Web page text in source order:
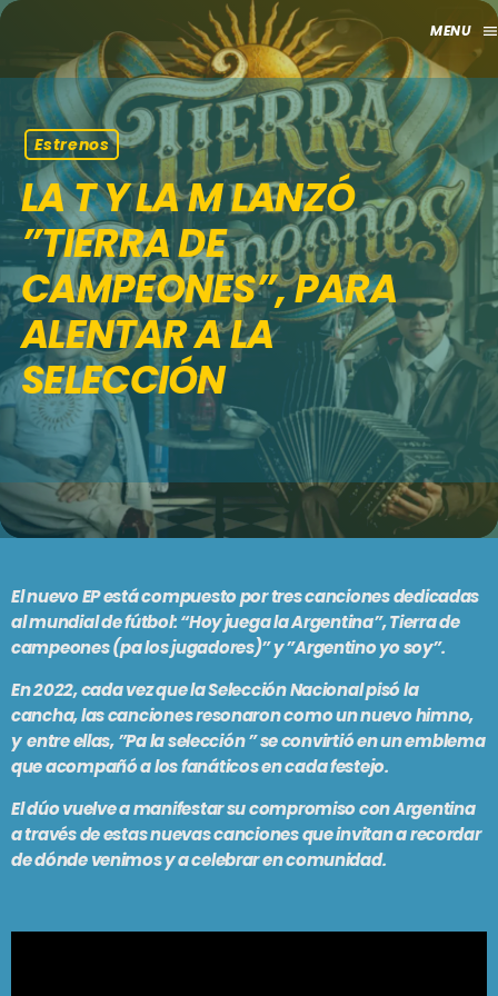
close
HOME
CLUB
APORTES
TV
GRILLA
EVENTOS keyboard_arrow_down
MADRID
MÁLAGA
BARCELONA
LO NUEVO
PODCASTS
EN VIVO AHORA!
Estrenos
LA T Y LA M LANZÓ
”TIERRA DE
CAMPEONES”, PARA
ALENTAR A LA
SELECCIÓN
El nuevo EP está compuesto por tres canciones dedicadas
al mundial de fútbol: “Hoy juega la Argentina”, Tierra de
campeones (pa los jugadores)” y ”Argentino yo soy”.
En 2022, cada vez que la Selección Nacional pisó la
cancha, las canciones resonaron como un nuevo himno,
y entre ellas, ”Pa la selección ” se convirtió en un emblema
que acompañó a los fanáticos en cada festejo.
El dúo vuelve a manifestar su compromiso con Argentina
a través de estas nuevas canciones que invitan a recordar
de dónde venimos y a celebrar en comunidad.